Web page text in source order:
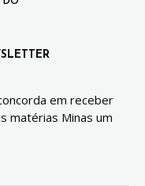
em receber
matérias Minas um